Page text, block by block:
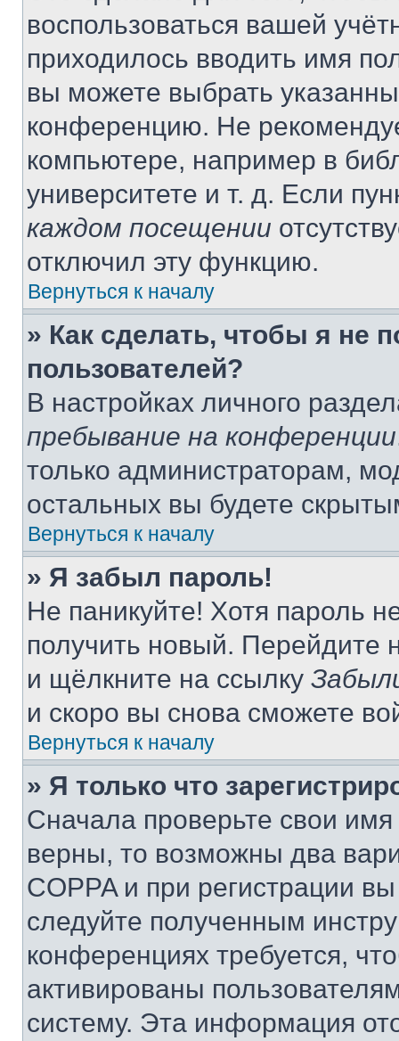
воспользоваться вашей
приходилось вводить имя
вы можете выбрать
конференцию. Не
компьютере, например в
университете и т. д. Если
каждом посещении
отключил эту функцию.
Вернуться к началу
» Как сделать, чтобы я не
пользователей?
В настройках личного
пребывание на конференции
только администраторам,
остальных вы будете
Вернуться к началу
» Я забыл пароль!
Не паникуйте! Хотя пароль
получить новый. Перейдите
и щёлкните на ссылку
и скоро вы снова сможете
Вернуться к началу
» Я только что
Сначала проверьте свои
верны, то возможны два
COPPA и при регистрации
следуйте полученным
конференциях требуется,
активированы
систему. Эта информация